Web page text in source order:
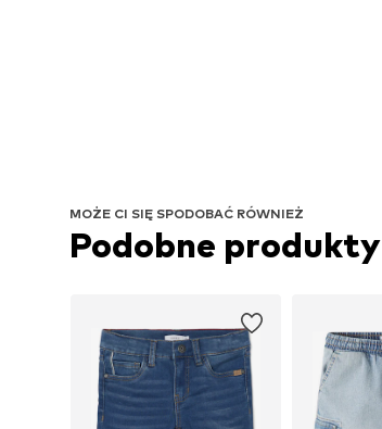
MOŻE CI SIĘ SPODOBAĆ RÓWNIEŻ
Podobne produkty